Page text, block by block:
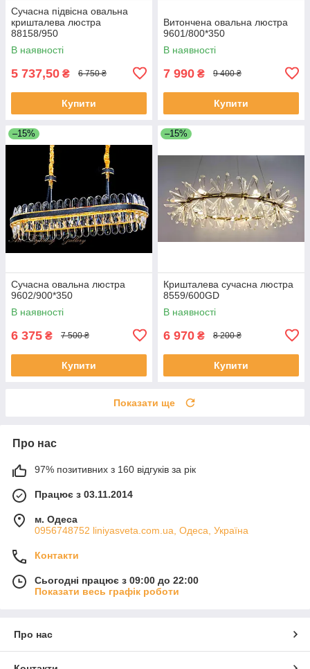
Сучасна підвісна овальна
кришталева люстра
88158/950
В наявності
5 737,50 ₴ 6 750 ₴
Купити
Витончена овальна люстра
9601/800*350
В наявності
7 990 ₴ 9 400 ₴
Купити
–15%
Сучасна овальна люстра
9602/900*350
В наявності
6 375 ₴ 7 500 ₴
Купити
–15%
Кришталева сучасна люстра
8559/600GD
В наявності
6 970 ₴ 8 200 ₴
Купити
Показати ще
Про нас
97% позитивних з 160 відгуків за рік
Працює з 03.11.2014
м. Одеса
0956748752 liniyasveta.com.ua, Одеса, Україна
Контакти
Сьогодні працює з 09:00 до 22:00
Показати весь графік роботи
Про нас